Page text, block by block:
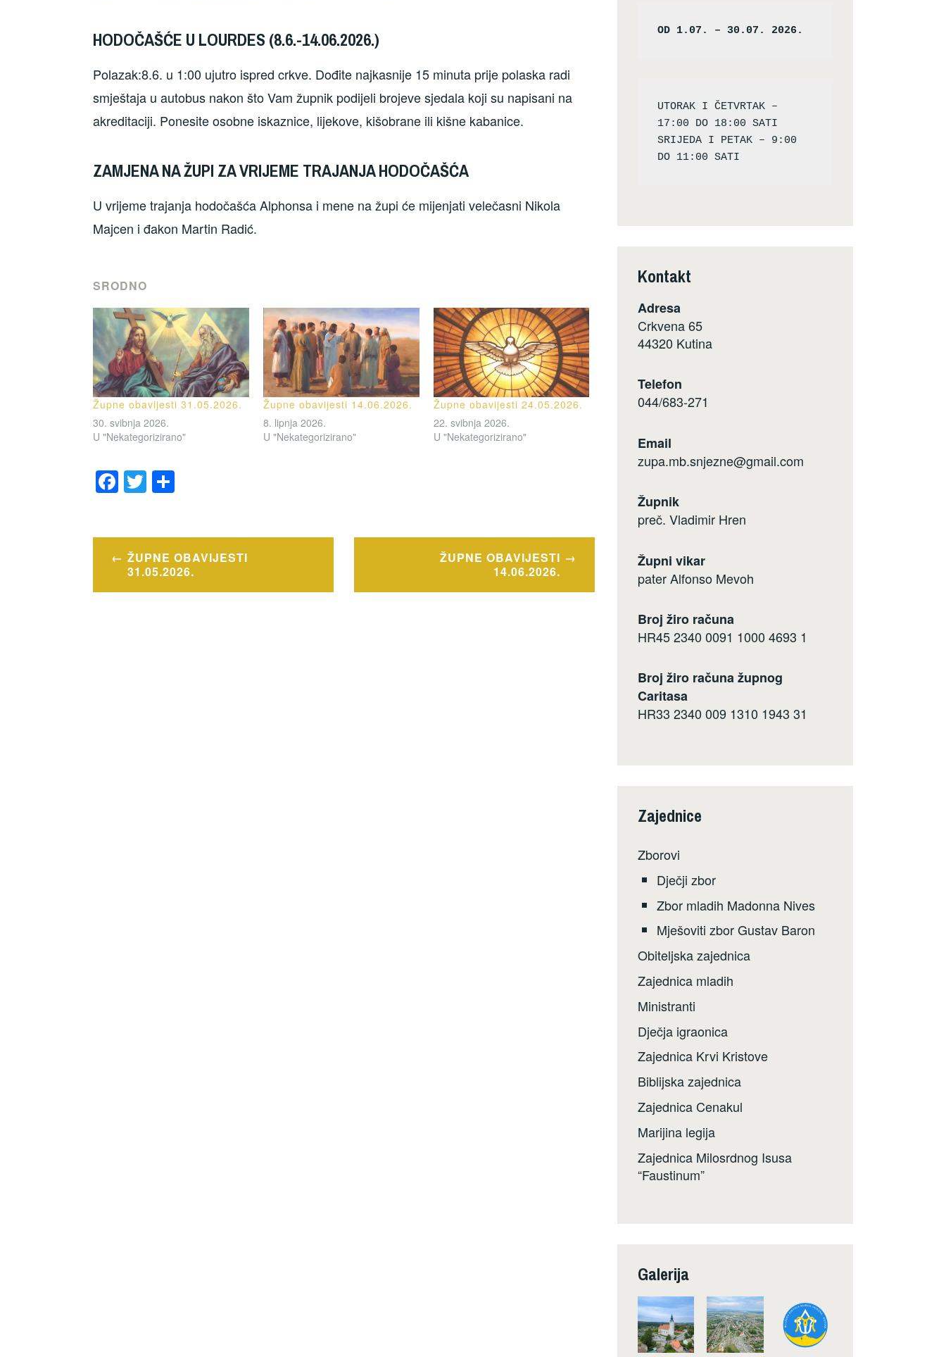
HODOČAŠĆE U LOURDES (8.6.-14.06.2026.)
Polazak:8.6. u 1:00 ujutro ispred crkve. Dođite najkasnije 15 minuta prije polaska radi
smještaja u autobus nakon što Vam župnik podijeli brojeve sjedala koji su napisani na
akreditaciji. Ponesite osobne iskaznice, lijekove, kišobrane ili kišne kabanice.
ZAMJENA NA ŽUPI ZA VRIJEME TRAJANJA HODOČAŠĆA
U vrijeme trajanja hodočašća Alphonsa i mene na župi će mijenjati velečasni Nikola
Majcen i đakon Martin Radić.
SRODNO
Župne obavijesti 31.05.2026.
30. svibnja 2026.
U "Nekategorizirano"
Župne obavijesti 14.06.2026.
8. lipnja 2026.
U "Nekategorizirano"
Župne obavijesti 24.05.2026.
22. svibnja 2026.
U "Nekategorizirano"
F
a
e
b
o
T
wi
er e
Navigacija
objava
ŽUPNE OBAVIJESTI
31.05.2026.
ŽUPNE OBAVIJESTI
14.06.2026.
OD 1.07. – 30.07. 2026.
UTORAK I ČETVRTAK –
17:00 DO 18:00 SATI
SRIJEDA I PETAK – 9:00
Kontakt
Adresa
Crkvena 65
44320 Kutina
Telefon
044/683-271
Email
zupa.mb.snjezne@gmail.com
Župnik
preč. Vladimir Hren
Župni vikar
pater Alfonso Mevoh
Broj žiro računa
HR45 2340 0091 1000 4693 1
Broj žiro računa župnog
Caritasa
HR33 2340 009 1310 1943 31
Zajednice
Zborovi
Dječji zbor
Zbor mladih Madonna Nives
Mješoviti zbor Gustav Baron
Obiteljska zajednica
Zajednica mladih
Ministranti
Dječja igraonica
Zajednica Krvi Kristove
Biblijska zajednica
Zajednica Cenakul
Marijina legija
Zajednica Milosrdnog Isusa
“Faustinum”
Galerija